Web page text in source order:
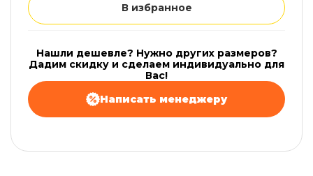
В избранное
Нашли дешевле? Нужно других размеров?
Дадим скидку и сделаем индивидуально для
Вас!
Написать менеджеру